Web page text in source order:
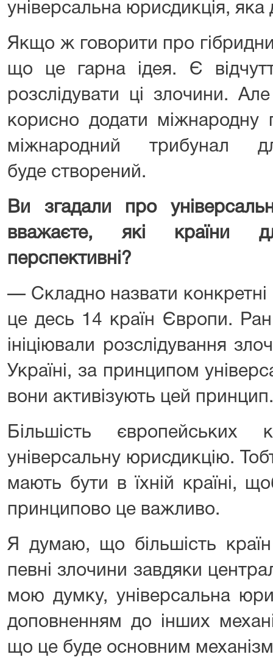
універсальна юрисдикція,
Якщо ж говорити про
що це гарна ідея. Є
розслідувати ці злочини.
корисно додати міжнародну
міжнародний трибунал
буде створений.
Ви згадали про
вважаєте, які країни
перспективні?
— Складно назвати конкретні
це десь 14 країн Європи.
ініціювали розслідування
Україні, за принципом
вони активізують цей принцип.
Більшість
універсальну юрисдикцію.
мають бути в їхній країні,
принципово це важливо.
Я думаю, що більшість країн
певні злочини завдяки
мою думку, універсальна
доповненням до інших
що це буде основним